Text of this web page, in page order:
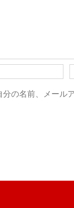
の名前、メール